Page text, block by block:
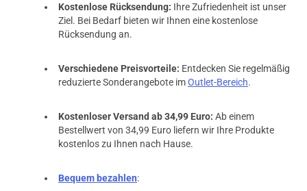
Kostenlose Rücksendung: Ihre Zufriedenheit ist unser
Ziel. Bei Bedarf bieten wir Ihnen eine kostenlose
Rücksendung an.
Verschiedene Preisvorteile: Entdecken Sie regelmäßig
reduzierte Sonderangebote imOutlet-Bereich.
Kostenloser Versand ab 34,99 Euro: Ab einem
Bestellwert von 34,99 Euro liefern wir Ihre Produkte
kostenlos zu Ihnen nach Hause.
Bequem bezahlen: